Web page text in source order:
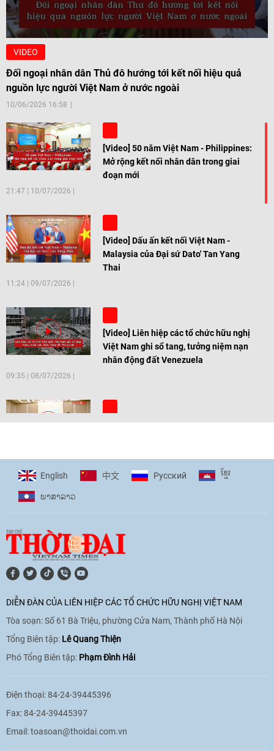
VIDEO
Đối ngoại nhân dân Thủ đô hướng tới kết nối hiệu quả
nguồn lực người Việt Nam ở nước ngoài
10/06/2026 16:58
[Video] 50 năm Việt Nam - Philippines:
Mở rộng kết nối nhân dân trong giai
đoạn mới
21:47 10/07/2026
[Video] Dấu ấn kết nối Việt Nam -
Malaysia của Đại sứ Dato' Tan Yang
Thai
11:24 09/07/2026
[Video] Liên hiệp các tổ chức hữu nghị
Việt Nam ghi sổ tang, tưởng niệm nạn
nhân động đất Venezuela
09:35 08/07/2026
[Video] Trẻ em Đông Á cùng kiến tạo
11:10|17/06/2026
hòa bình, hữu nghị giữa các dân tộc"
cho Đại sứ Hungary tại Việt Nam
17:25| 13/06/2026
English 中文 Pусский ខ្មែរ
ພາ​ສາ​ລາວ
DIỄN ĐÀN CỦA LIÊN HIỆP CÁC TỔ CHỨC HỮU NGHỊ VIỆT NAM
Tòa soạn: Số 61 Bà Triệu, phường Cửa Nam, Thành phố Hà Nội
Tổng Biên tập: Lê Quang Thiện
Phó Tổng Biên tập: Phạm Đình Hải
Điện thoại: 84-24-39445396
Fax: 84-24-39445397
Email:toasoan@thoidai.com.vn